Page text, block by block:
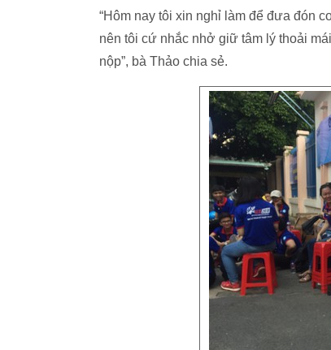
“Hôm nay tôi xin nghỉ làm để đưa đón
nên tôi cứ nhắc nhở giữ tâm lý thoải
nộp”, bà Thảo chia sẻ.